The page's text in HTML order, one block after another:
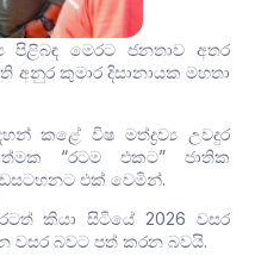
මෙරට ජනතාව අතර
අනුර කුමාර දිසානායක මහතා
කළේ විෂ මත්ද්‍රව්‍ය උවදුර
“රටම එකට” ජාතික
එක් වෙමින්.
කියා සිටියේ 2026 වසර
වසර බවට පත් කරන බවයි.